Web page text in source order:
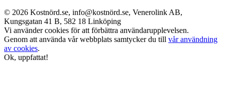
© 2026 Kostnörd.se, info@kostnörd.se, Venerolink AB,
Kungsgatan 41 B, 582 18 Linköping
Vi använder cookies för att förbättra användarupplevelsen.
Genom att använda vår webbplats samtycker du till vår användning
av cookies.
Ok, uppfattat!